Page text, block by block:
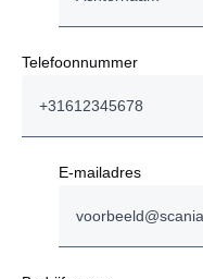
Telefoonnummer
E-mailadres